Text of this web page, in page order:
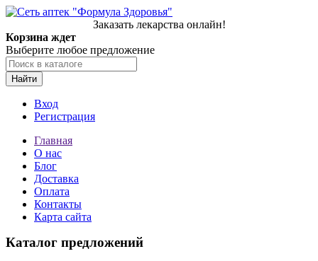
Заказать лекарства онлайн!
Корзина ждет
Выберите любое предложение
Найти
Вход
Регистрация
Главная
О нас
Блог
Доставка
Оплата
Контакты
Карта сайта
Каталог предложений